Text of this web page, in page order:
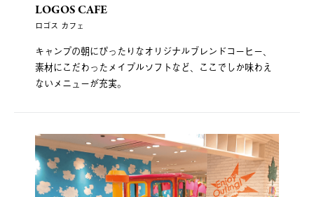
LOGOS CAFE
ロゴス カフェ
キャンプの朝にぴったりなオリジナルブレンドコーヒー、
素材にこだわったメイプルソフトなど、ここでしか味わえ
ないメニューが充実。